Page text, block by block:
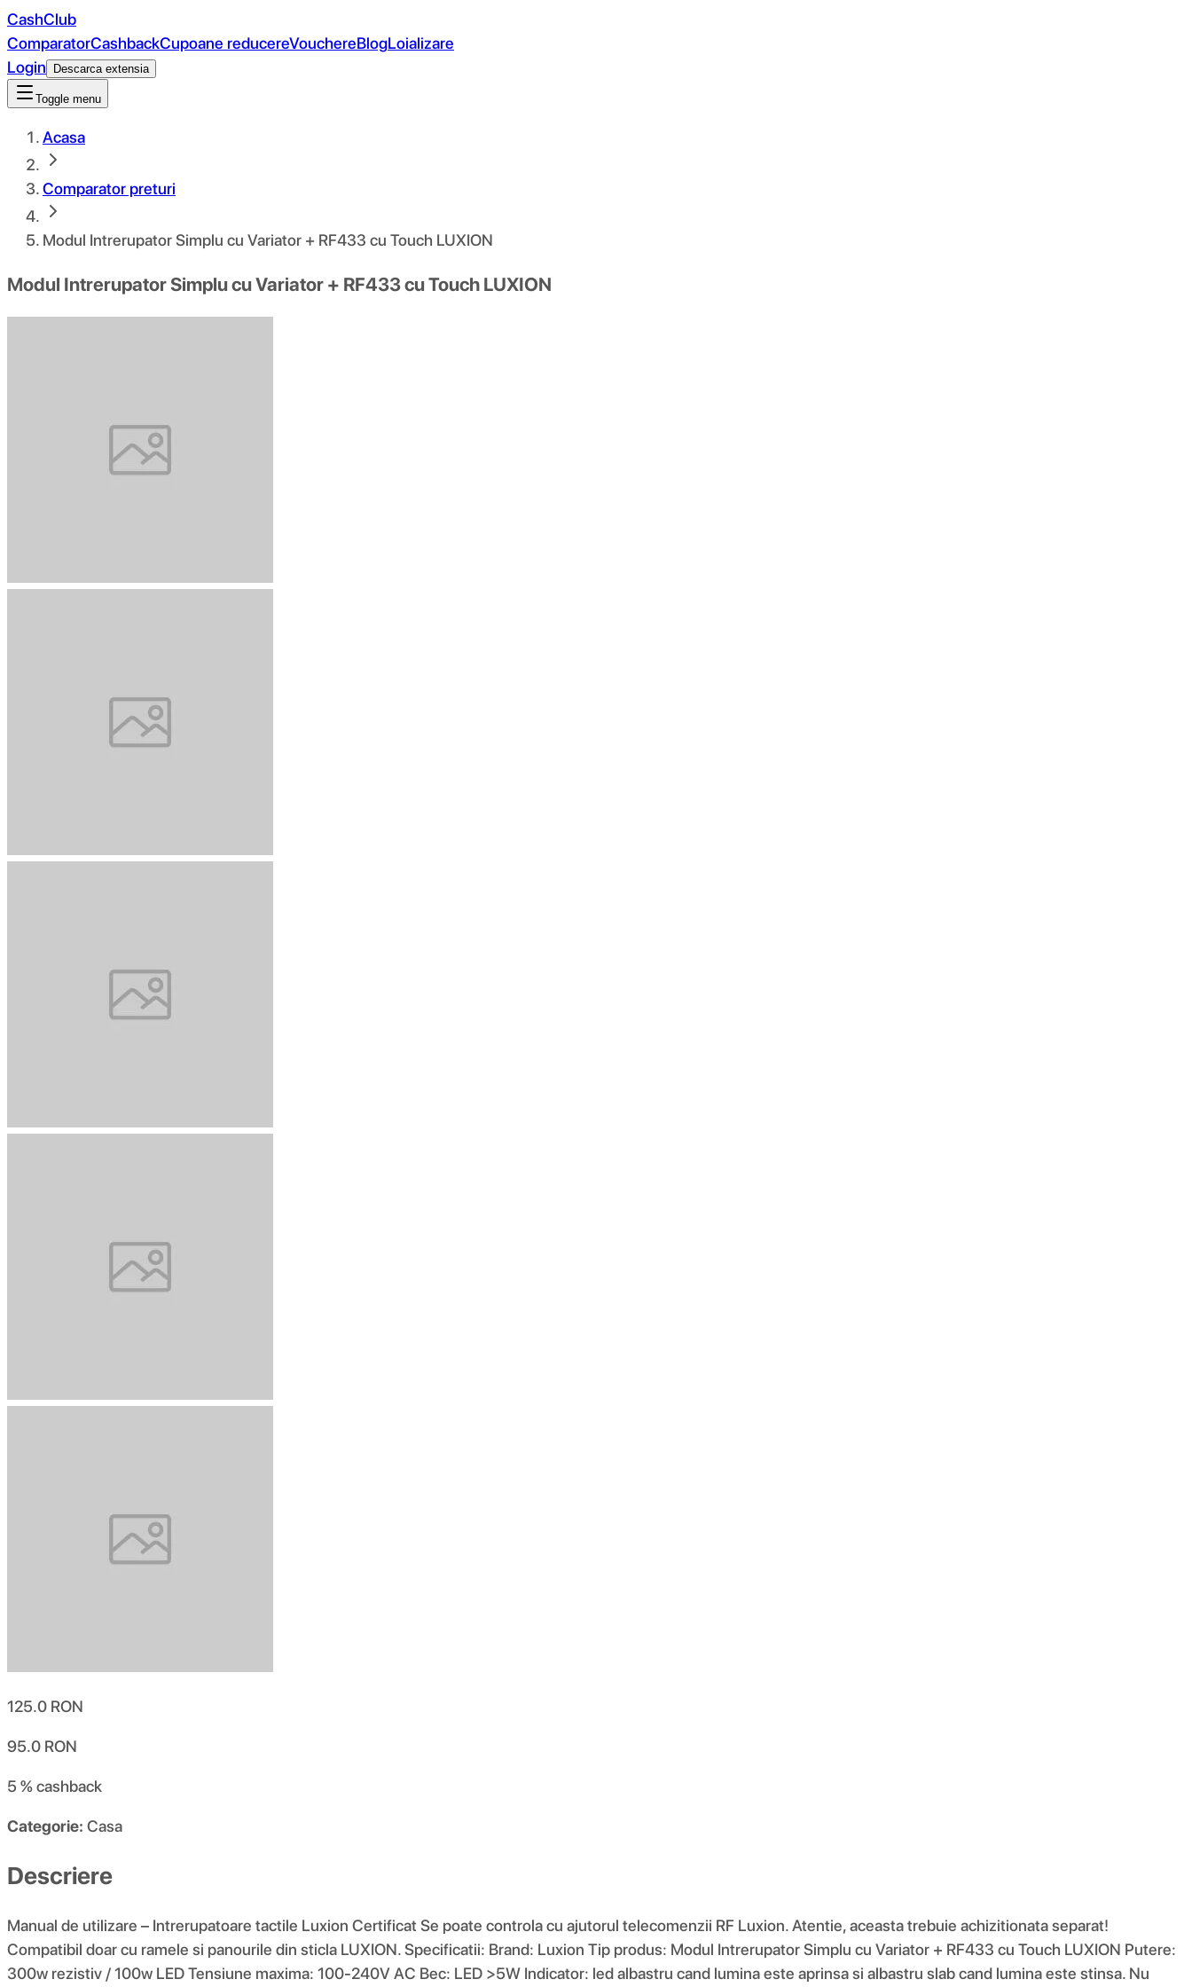
CashClub
ComparatorCashbackCupoane reducereVouchereBlogLoializare
Login
Descarca extensia
Toggle menu
Acasa
Comparator preturi
Modul Intrerupator Simplu cu Variator + RF433 cu Touch LUXION
Modul Intrerupator Simplu cu Variator + RF433 cu Touch LUXION
125.0 RON
95.0 RON
5 %cashback
Categorie: Casa
Descriere
Manual de utilizare – Intrerupatoare tactile Luxion Certificat Se poate controla cu ajutorul telecomenzii RF Luxion. Atentie, aceasta trebuie achizitionata separat!
Compatibil doar cu ramele si panourile din sticla LUXION. Specificatii: Brand: Luxion Tip produs: Modul Intrerupator Simplu cu Variator + RF433 cu Touch LUXION Putere:
300w rezistiv / 100w LED Tensiune maxima: 100-240V AC Bec: LED >5W Indicator: led albastru cand lumina este aprinsa si albastru slab cand lumina este stinsa. Nu